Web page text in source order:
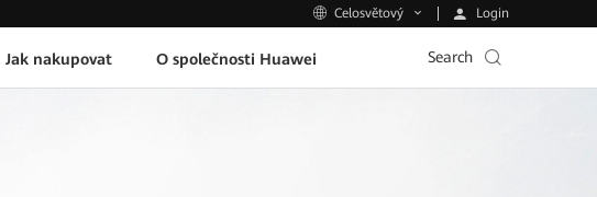
Celosvětový Login
Jak nakupovat O společnosti Huawei Search